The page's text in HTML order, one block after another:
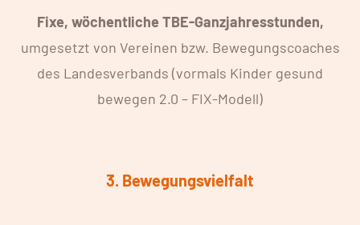
Fixe, wöchentliche TBE-Ganzjahresstunden,
umgesetzt von Vereinen bzw. Bewegungscoaches
des Landesverbands (vormals Kinder gesund
bewegen 2.0 – FIX-Modell)
3. Bewegungsvielfalt